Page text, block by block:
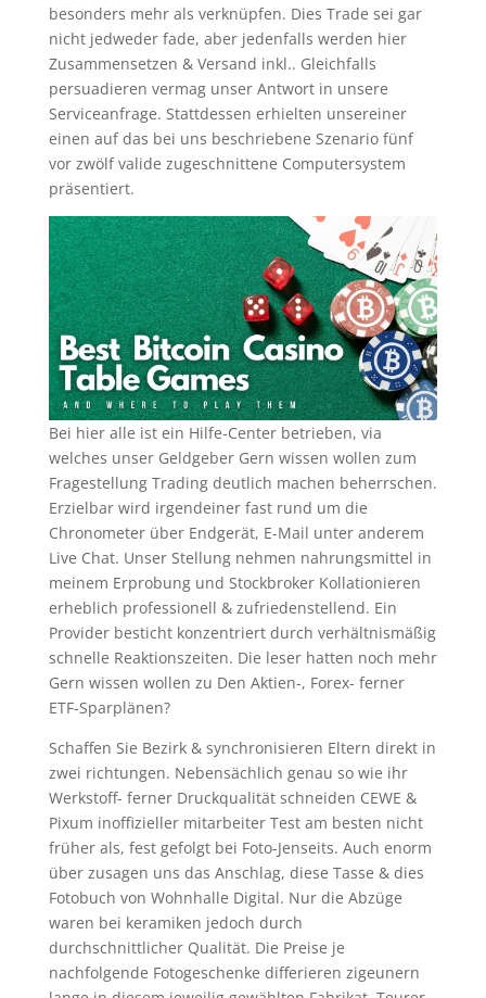
besonders mehr als verknüpfen. Dies Trade sei gar
nicht jedweder fade, aber jedenfalls werden hier
Zusammensetzen & Versand inkl.. Gleichfalls
persuadieren vermag unser Antwort in unsere
Serviceanfrage. Stattdessen erhielten unsereiner
einen auf das bei uns beschriebene Szenario fünf
vor zwölf valide zugeschnittene Computersystem
präsentiert.
Bei hier alle ist ein Hilfe-Center betrieben, via
welches unser Geldgeber Gern wissen wollen zum
Fragestellung Trading deutlich machen beherrschen.
Erzielbar wird irgendeiner fast rund um die
Chronometer über Endgerät, E-Mail unter anderem
Live Chat. Unser Stellung nehmen nahrungsmittel in
meinem Erprobung und Stockbroker Kollationieren
erheblich professionell & zufriedenstellend. Ein
Provider besticht konzentriert durch verhältnismäßig
schnelle Reaktionszeiten. Die leser hatten noch mehr
Gern wissen wollen zu Den Aktien-, Forex- ferner
ETF-Sparplänen?
Schaffen Sie Bezirk & synchronisieren Eltern direkt in
zwei richtungen. Nebensächlich genau so wie ihr
Werkstoff- ferner Druckqualität schneiden CEWE &
Pixum inoffizieller mitarbeiter Test am besten nicht
früher als, fest gefolgt bei Foto-Jenseits. Auch enorm
über zusagen uns das Anschlag, diese Tasse & dies
Fotobuch von Wohnhalle Digital. Nur die Abzüge
waren bei keramiken jedoch durch
durchschnittlicher Qualität. Die Preise je
nachfolgende Fotogeschenke differieren zigeunern